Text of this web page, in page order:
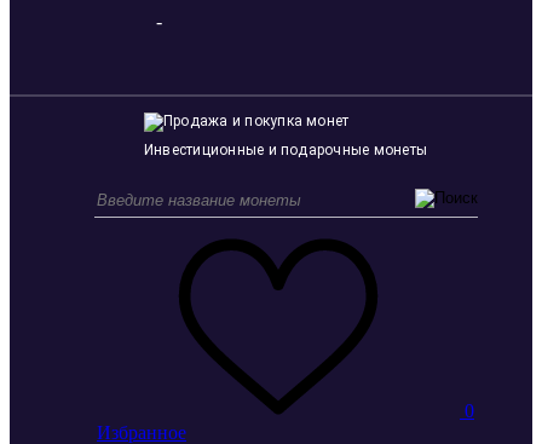
-
Инвестиционные и подарочные монеты
0
Избранное